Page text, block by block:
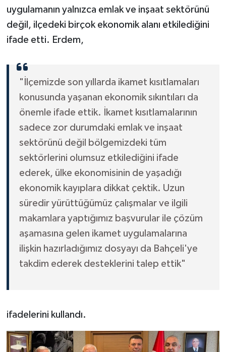
uygulamanın yalnızca emlak ve inşaat sektörünü
değil, ilçedeki birçok ekonomik alanı etkilediğini
ifade etti. Erdem,
"İlçemizde son yıllarda ikamet kısıtlamaları
konusunda yaşanan ekonomik sıkıntıları da
önemle ifade ettik. İkamet kısıtlamalarının
sadece zor durumdaki emlak ve inşaat
sektörünü değil bölgemizdeki tüm
sektörlerini olumsuz etkilediğini ifade
ederek, ülke ekonomisinin de yaşadığı
ekonomik kayıplara dikkat çektik. Uzun
süredir yürüttüğümüz çalışmalar ve ilgili
makamlara yaptığımız başvurular ile çözüm
aşamasına gelen ikamet uygulamalarına
ilişkin hazırladığımız dosyayı da Bahçeli'ye
takdim ederek desteklerini talep ettik"
ifadelerini kullandı.